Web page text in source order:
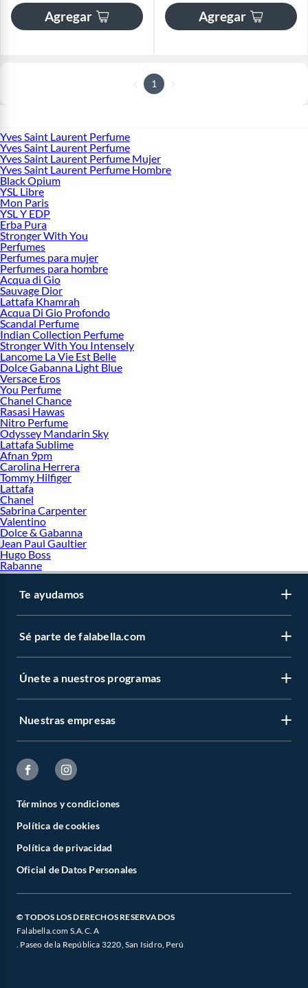
Agregar Agregar
1
Yves Saint Laurent Perfume
Yves Saint Laurent Perfume
Yves Saint Laurent Perfume Mujer
Yves Saint Laurent Perfume Hombre
Black Opium
YSL Libre
Mon Paris
YSL Y EDP
Erba Pura
Stronger With You
Perfumes
Perfumes para mujer
Perfumes para hombre
Acqua di Gio
Sauvage Dior
Lattafa Khamrah
Acqua Di Gio Profondo
Scandal Perfume
Indian Collection Perfume
Stronger With You Intensely
Lancome La Vie Est Belle
Dolce Gabanna Light Blue
Versace Eros
You Perfume
Chanel Chance
Rasasi Hawas
Nitro Perfume
Odyssey Mandarin Sky
Lattafa Sublime
Afnan 9pm
Carolina Herrera
Tommy Hilfiger
Lattafa
Chanel
Sabrina Carpenter
Valentino
Dolce & Gabanna
Jean Paul Gaultier
Hugo Boss
Rabanne
Te ayudamos
Sé parte de falabella.com
Únete a nuestros programas
Nuestras empresas
Términos y condiciones
Política de cookies
Política de privacidad
Oficial de Datos Personales
© TODOS LOS DERECHOS RESERVADOS
Falabella.com S.A.C. A
. Paseo de la República 3220, San Isidro, Perú